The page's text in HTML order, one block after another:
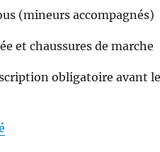
(mineurs accompagnés)
et chaussures de marche
obligatoire avant